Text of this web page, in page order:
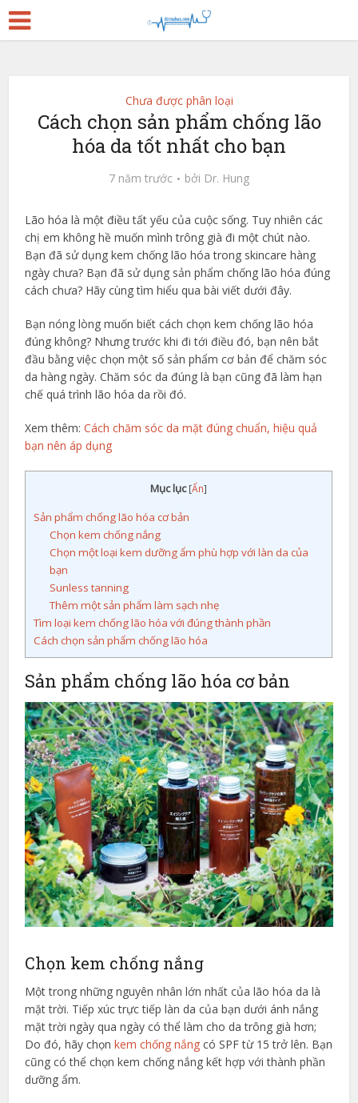
Chưa được phân loại
Cách chọn sản phẩm chống lão
hóa da tốt nhất cho bạn
7 năm trước bởi Dr. Hung
Lão hóa là một điều tất yếu của cuộc sống. Tuy nhiên các
chị em không hề muốn mình trông già đi một chút nào.
Bạn đã sử dụng kem chống lão hóa trong skincare hàng
ngày chưa? Bạn đã sử dụng sản phẩm chống lão hóa đúng
cách chưa? Hãy cùng tìm hiểu qua bài viết dưới đây.
Bạn nóng lòng muốn biết cách chọn kem chống lão hóa
đúng không? Nhưng trước khi đi tới điều đó, bạn nên bắt
đầu bằng việc chọn một số sản phẩm cơ bản để chăm sóc
da hàng ngày. Chăm sóc da đúng là bạn cũng đã làm hạn
chế quá trình lão hóa da rồi đó.
Xem thêm:Cách chăm sóc da mặt đúng chuẩn, hiệu quả
bạn nên áp dụng
Mục lục [Ẩn]
Sản phẩm chống lão hóa cơ bản
Chọn kem chống nắng
Chọn một loại kem dưỡng ẩm phù hợp với làn da của
bạn
Sunless tanning
Thêm một sản phẩm làm sạch nhẹ
Tìm loại kem chống lão hóa với đúng thành phần
Cách chọn sản phẩm chống lão hóa
Sản phẩm chống lão hóa cơ bản
Chọn kem chống nắng
Một trong những nguyên nhân lớn nhất của lão hóa da là
mặt trời. Tiếp xúc trực tiếp làn da của bạn dưới ánh nắng
mặt trời ngày qua ngày có thể làm cho da trông già hơn;
Do đó, hãy chọnkem chống nắng có SPF từ 15 trở lên. Bạn
cũng có thể chọn kem chống nắng kết hợp với thành phần
dưỡng ẩm.